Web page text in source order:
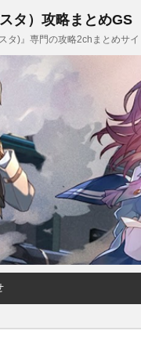
タ）攻略まとめGS
タ)』専門の攻略2chまとめサ